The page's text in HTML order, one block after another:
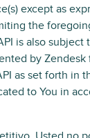
except as
the
is also
by
as set forth in
to You in